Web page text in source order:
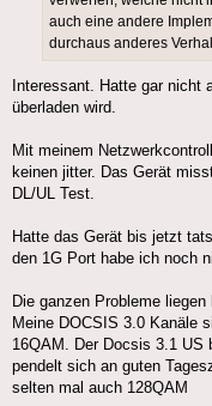
auch eine andere
durchaus anderes
Interessant. Hatte gar nicht
überladen wird.
Mit meinem
keinen jitter. Das Gerät
DL/UL Test.
Hatte das Gerät bis jetzt
den 1G Port habe ich noch
Die ganzen Probleme
Meine DOCSIS 3.0 Kanäle
16QAM. Der Docsis 3.1 US
pendelt sich an guten
selten mal auch 128QAM